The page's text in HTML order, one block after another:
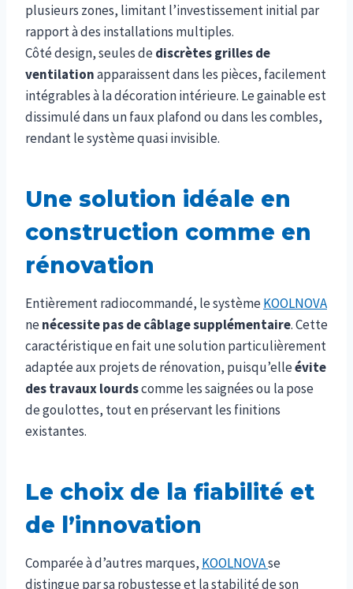
plusieurs zones, limitant l’investissement initial par
rapport à des installations multiples.
Côté design, seules dediscrètes grilles de
ventilationapparaissent dans les pièces, facilement
intégrables à la décoration intérieure. Le gainable est
dissimulé dans un faux plafond ou dans les combles,
rendant le système quasi invisible.
Une solution idéale en
construction comme en
rénovation
Entièrement radiocommandé, le systèmeKOOLNOVA
nenécessite pas de câblage supplémentaire. Cette
caractéristique en fait une solution particulièrement
adaptée aux projets de rénovation, puisqu’elleévite
des travaux lourdscomme les saignées ou la pose
de goulottes, tout en préservant les finitions
existantes.
Le choix de la fiabilité et
de l’innovation
Comparée à d’autres marques, KOOLNOVAse
distingue par sa robustesse et la stabilité de son